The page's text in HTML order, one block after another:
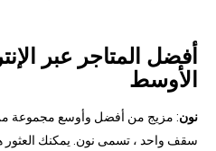
أفضل المتاجر عبر
الأوسط
نون: مزيج من أفضل وأوسع مجموعة من
سقف واحد ، تسمى نون. يمكنك العثور